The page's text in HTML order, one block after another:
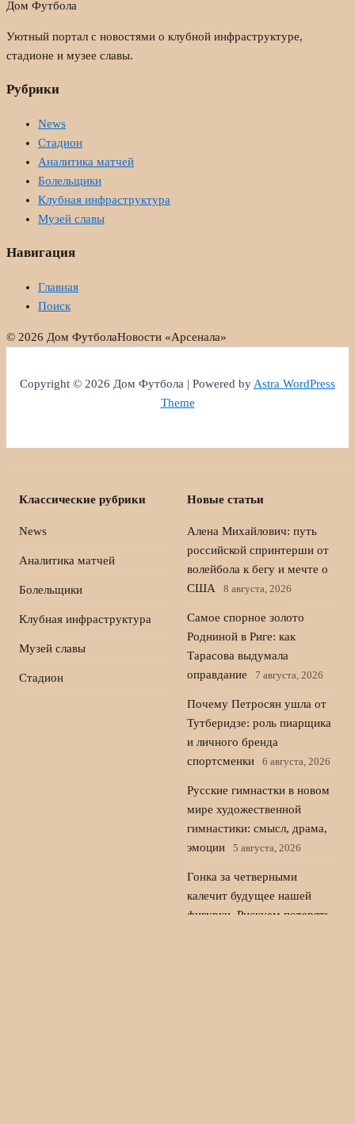
Дом Футбола
Уютный портал с новостями о клубной инфраструктуре,
стадионе и музее славы.
Рубрики
News
Стадион
Аналитика матчей
Болельщики
Клубная инфраструктура
Музей славы
Навигация
Главная
Поиск
© 2026 Дом ФутболаНовости «Арсенала»
Copyright © 2026 Дом Футбола | Powered byAstra WordPress
Theme
Классические рубрики
News
Аналитика матчей
Болельщики
Клубная инфраструктура
Музей славы
Стадион
Новые статьи
Алена Михайлович: путь
российской спринтерши от
волейбола к бегу и мечте о
США
8 августа, 2026
Самое спорное золото
Родниной в Риге: как
Тарасова выдумала
оправдание
7 августа, 2026
Почему Петросян ушла от
Тутберидзе: роль пиарщика
и личного бренда
спортсменки
6 августа, 2026
Русские гимнастки в новом
мире художественной
гимнастики: смысл, драма,
эмоции
5 августа, 2026
Гонка за четверными
калечит будущее нашей
фигурки. Рискуем потерять